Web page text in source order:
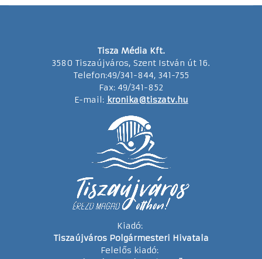
Tisza Média Kft.
3580 Tiszaújváros, Szent István út 16.
Telefon:49/341-844, 341-755
Fax: 49/341-852
E-mail: kronika@tiszatv.hu
Kiadó:
Tiszaújváros Polgármesteri Hivatala
Felelős kiadó: